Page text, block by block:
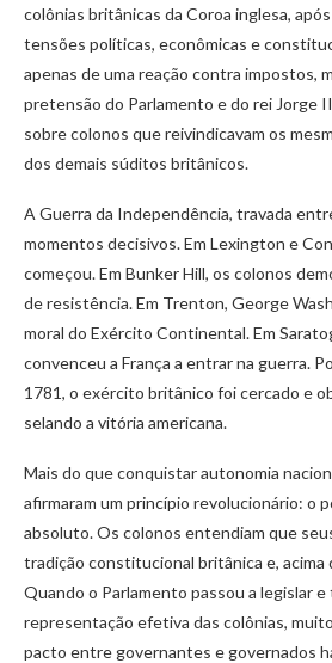
colônias britânicas da Coroa inglesa,
tensões políticas, econômicas e
apenas de uma reação contra impostos,
pretensão do Parlamento e do rei Jorge
sobre colonos que reivindicavam os
dos demais súditos britânicos.
A Guerra da Independência, travada
momentos decisivos. Em Lexington e
começou. Em Bunker Hill, os colonos
de resistência. Em Trenton, George
moral do Exército Continental. Em
convenceu a França a entrar na guerra.
1781, o exército britânico foi cercado e
selando a vitória americana.
Mais do que conquistar autonomia
afirmaram um princípio revolucionário: o
absoluto. Os colonos entendiam que
tradição constitucional britânica e, acima
Quando o Parlamento passou a legislar
representação efetiva das colônias,
pacto entre governantes e governados